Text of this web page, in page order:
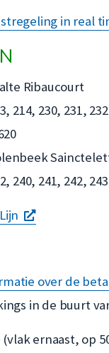
in real
Ribaucourt
214, 230, 231,
240, 241, 242,
opent
venster
over de
in de buurt
ernaast, op